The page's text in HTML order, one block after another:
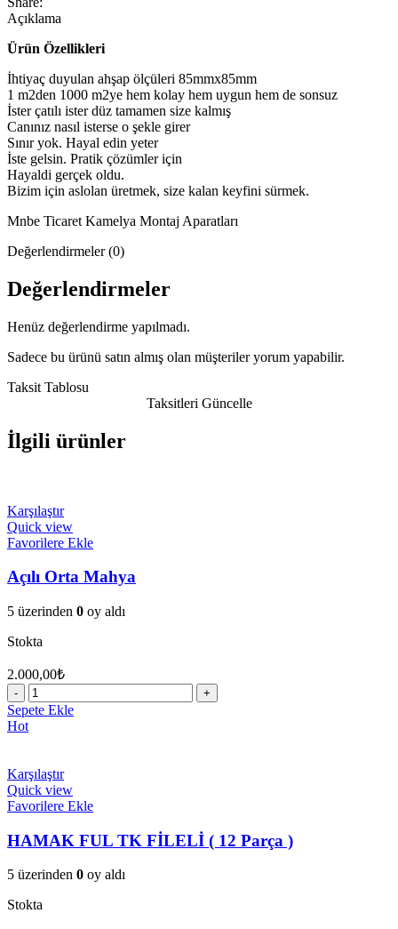
Açıklama
Ürün Özellikleri
İhtiyaç duyulan ahşap ölçüleri 85mmx85mm
1 m2den 1000 m2ye hem kolay hem uygun hem de sonsuz
İster çatılı ister düz tamamen size kalmış
Canınız nasıl isterse o şekle girer
Sınır yok. Hayal edin yeter
İste gelsin. Pratik çözümler için
Hayaldi gerçek oldu.
Bizim için aslolan üretmek, size kalan keyfini sürmek.
Mnbe Ticaret Kamelya Montaj Aparatları
Değerlendirmeler (0)
Değerlendirmeler
Henüz değerlendirme yapılmadı.
Sadece bu ürünü satın almış olan müşteriler yorum yapabilir.
Taksit Tablosu
Taksitleri Güncelle
İlgili ürünler
Karşılaştır
Quick view
Favorilere Ekle
Açılı Orta Mahya
5 üzerinden 0 oy aldı
Stokta
2.000,00₺
Açılı
Orta
Mahya
Sepete Ekle
Hot
Karşılaştır
Quick view
Favorilere Ekle
HAMAK FUL TK FİLELİ ( 12 Parça )
5 üzerinden 0 oy aldı
Stokta